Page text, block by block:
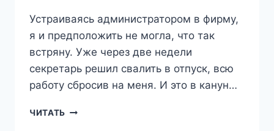
Устраиваясь администратором в фирму,
я и предположить не могла, что так
встряну. Уже через две недели
секретарь решил свалить в отпуск, всю
работу сбросив на меня. И это в канун…
ЧИТАТЬ ДВА